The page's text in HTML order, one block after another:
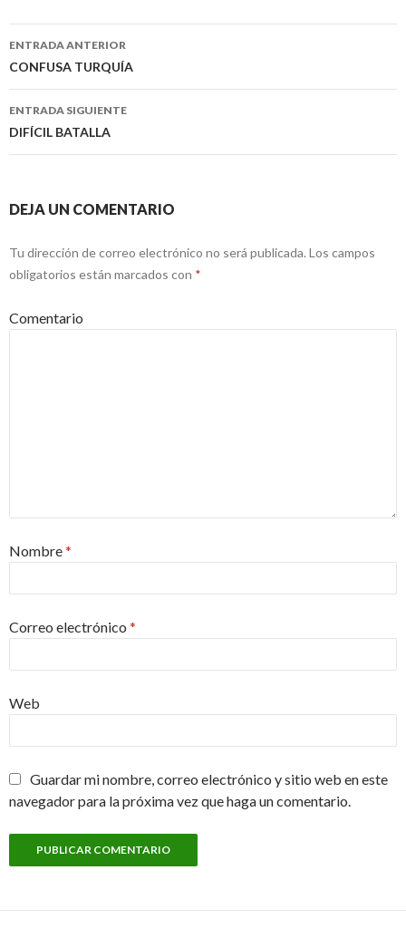
Navegación
de
entradas
ENTRADA ANTERIOR
CONFUSA TURQUÍA
ENTRADA SIGUIENTE
DIFÍCIL BATALLA
DEJA UN COMENTARIO
Tu dirección de correo electrónico no será publicada. Los campos
obligatorios están marcados con *
Comentario
Nombre*
Correo electrónico *
Web
Guardar mi nombre, correo electrónico y sitio web en este
navegador para la próxima vez que haga un comentario.